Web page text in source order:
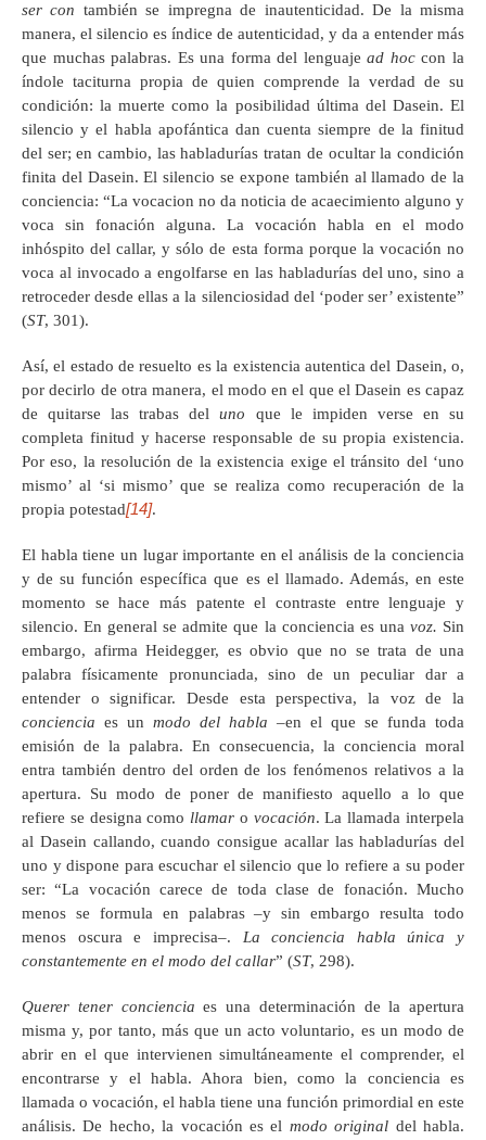
ser con también se impregna de inautenticidad. De la misma
manera, el silencio es índice de autenticidad, y da a entender más
que muchas palabras. Es una forma del lenguajead hoccon la
índole taciturna propia de quien comprende la verdad de su
condición: la muerte como la posibilidad última del Dasein. El
silencio y el habla apofántica dan cuenta siempre de la finitud
del ser; en cambio, las habladurías tratan de ocultar la condición
finita del Dasein. El silencio se expone también al llamado de la
conciencia: “La vocacion no da noticia de acaecimiento alguno y
voca sin fonación alguna. La vocación habla en el modo
inhóspito del callar, y sólo de esta forma porque la vocación no
voca al invocado a engolfarse en las habladurías del uno, sino a
retroceder desde ellas a la silenciosidad del ‘poder ser’ existente”
(ST, 301).
Así, el estado de resuelto es la existencia autentica del Dasein, o,
por decirlo de otra manera, el modo en el que el Dasein es capaz
de quitarse las trabas deluno que le impiden verse en su
completa finitud y hacerse responsable de su propia existencia.
Por eso, la resolución de la existencia exige el tránsito del ‘uno
mismo’ al ‘si mismo’ que se realiza como recuperación de la
propia potestad[14].
El habla tiene un lugar importante en el análisis de la conciencia
y de su función específica que es el llamado. Además, en este
momento se hace más patente el contraste entre lenguaje y
silencio. En general se admite que la conciencia es una voz. Sin
embargo, afirma Heidegger, es obvio que no se trata de una
palabra físicamente pronunciada, sino de un peculiar dar a
entender o significar. Desde esta perspectiva, la voz de la
conciencia es un modo del habla –en el que se funda toda
emisión de la palabra. En consecuencia, la conciencia moral
entra también dentro del orden de los fenómenos relativos a la
apertura. Su modo de poner de manifiesto aquello a lo que
refiere se designa como llamar o vocación. La llamada interpela
al Dasein callando, cuando consigue acallar las habladurías del
uno y dispone para escuchar el silencio que lo refiere a su poder
ser: “La vocación carece de toda clase de fonación. Mucho
menos se formula en palabras –y sin embargo resulta todo
menos oscura e imprecisa–. La conciencia habla única y
constantemente en el modo del callar” (ST, 298).
Querer tener concienciaes una determinación de la apertura
misma y, por tanto, más que un acto voluntario, es un modo de
abrir en el que intervienen simultáneamente el comprender, el
encontrarse y el habla. Ahora bien, como la conciencia es
llamada o vocación, el habla tiene una función primordial en este
análisis. De hecho, la vocación es el modo original del habla.